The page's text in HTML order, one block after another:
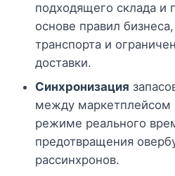
подходящего склада и
основе правил
транспорта и
доставки.
Синхронизация
между маркетплейсом
режиме реального
предотвращения
рассинхронов.